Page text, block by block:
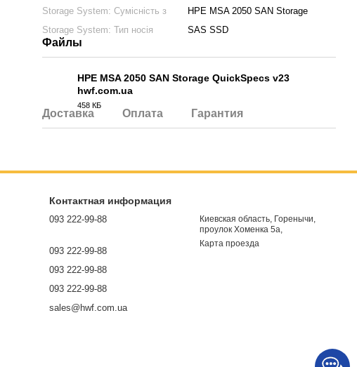
Storage System: Сумісність з
HPE MSA 2050 SAN Storage
Storage System: Тип носія
SAS SSD
Файлы
HPE MSA 2050 SAN Storage QuickSpecs v23
hwf.com.ua
458 КБ
Доставка Оплата Гарантия
Контактная информация
093 222-99-88
093 222-99-88
093 222-99-88
093 222-99-88
sales@hwf.com.ua
Киевская область, Горенычи,
проулок Хоменка 5а,
Карта проезда